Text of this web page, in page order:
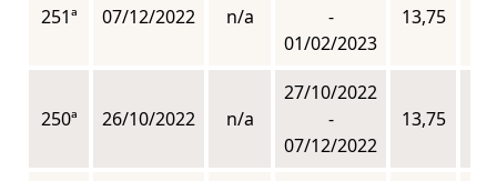
251ª 07/12/2022 n/a
-
01/02/2023
13,75
250ª 26/10/2022 n/a
27/10/2022
-
07/12/2022
13,75